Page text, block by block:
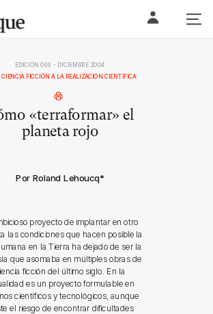
EDICIÓN 066 - DICIEMBRE 2004
CIENCIA FICCIÓN A LA REALIZACIÓN CIENTÍFICA
«terraformar» el
planeta rojo
Por Roland Lehoucq*
proyecto de implantar en otro
las condiciones que hacen posible la
en la Tierra ha dejado de ser la
que asomaba en múltiples obras de
ficción del último siglo. En la
es un proyecto formulable en
científicos y tecnológicos, aunque
el riesgo de encontrar dificultades